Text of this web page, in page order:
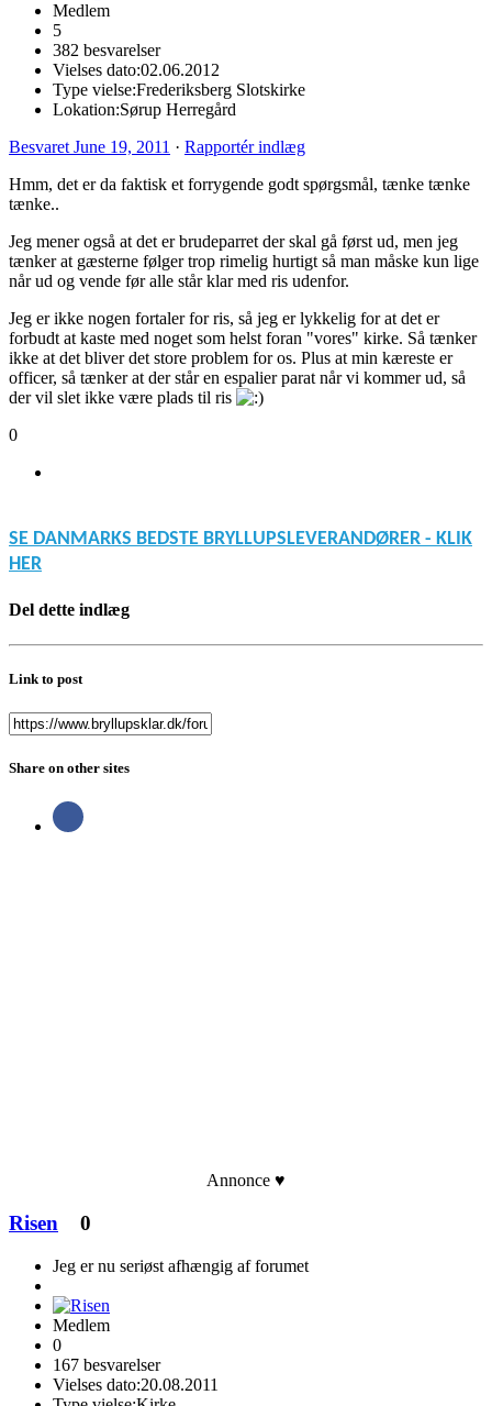
Medlem
5
382 besvarelser
Vielses dato:02.06.2012
Type vielse:Frederiksberg Slotskirke
Lokation:Sørup Herregård
Besvaret June 19, 2011 · Rapportér indlæg
Hmm, det er da faktisk et forrygende godt spørgsmål, tænke tænke
tænke..
Jeg mener også at det er brudeparret der skal gå først ud, men jeg
tænker at gæsterne følger trop rimelig hurtigt så man måske kun lige
når ud og vende før alle står klar med ris udenfor.
Jeg er ikke nogen fortaler for ris, så jeg er lykkelig for at det er
forbudt at kaste med noget som helst foran "vores" kirke. Så tænker
ikke at det bliver det store problem for os. Plus at min kæreste er
officer, så tænker at der står en espalier parat når vi kommer ud, så
der vil slet ikke være plads til ris
0
SE DANMARKS BEDSTE BRYLLUPSLEVERANDØRER - KLIK
HER
Del dette indlæg
Link to post
Share on other sites
Annonce ♥
Risen 0
Jeg er nu seriøst afhængig af forumet
Medlem
0
167 besvarelser
Vielses dato:20.08.2011